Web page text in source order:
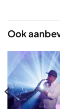
Ook